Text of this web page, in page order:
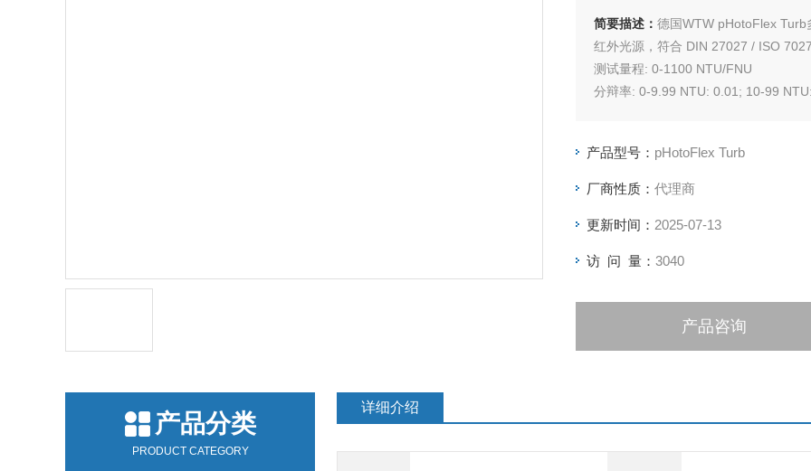
简要描述： 德国WTW pHotoFlex Turb
红外光源，符合 DIN 27027 / ISO
测试量程: 0-1100 NTU/FNU
分辩率: 0-9.99 NTU: 0.01; 10-99
产品型号： pHotoFlex Turb
厂商性质： 代理商
更新时间： 2025-07-13
访 问 量： 3040
产品咨询
产品分类
PRODUCT CATEGORY
详细介绍